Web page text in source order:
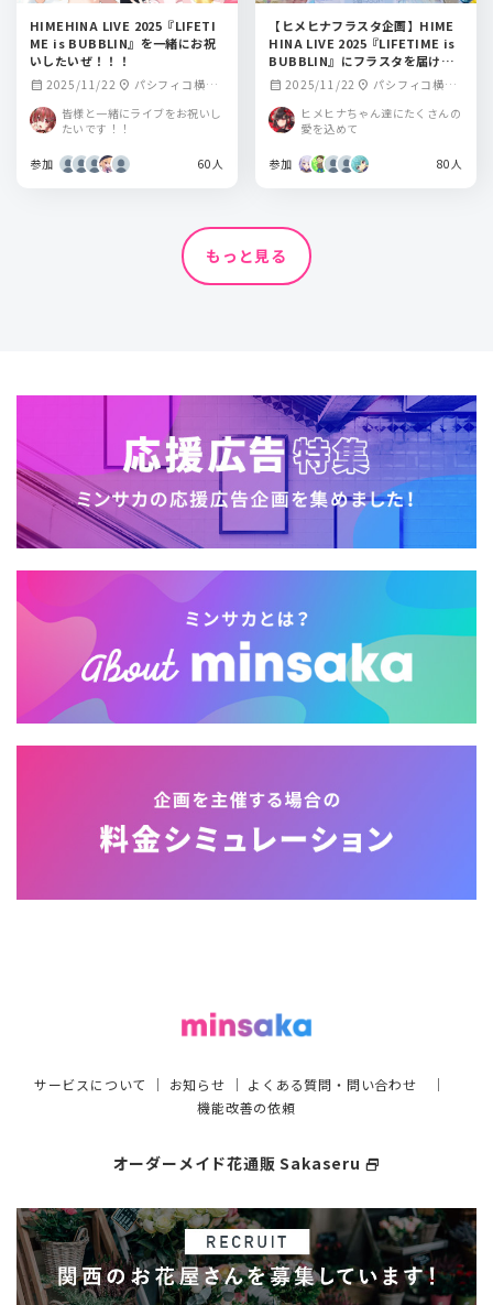
HIMEHINA LIVE 2025『LIFETI
ME is BUBBLIN』を一緒にお祝
いしたいぜ！！！
calendar_month 2025/11/22 location_on パシフィコ横
皆様と一緒にライブをお祝いし
たいです！！
参加 60人
【ヒメヒナフラスタ企画】HIME
HINA LIVE 2025『LIFETIME is
BUBBLIN』にフラスタを届けた
い！💐
calendar_month 2025/11/22 location_on パシフィコ横浜
ヒメヒナちゃん達にたくさんの
愛を込めて
参加 80人
もっと見る
サービスについて ｜ お知らせ ｜ よくある質問・問い合わせ ｜
機能改善の依頼
オーダーメイド花通販 Sakaseru select_window